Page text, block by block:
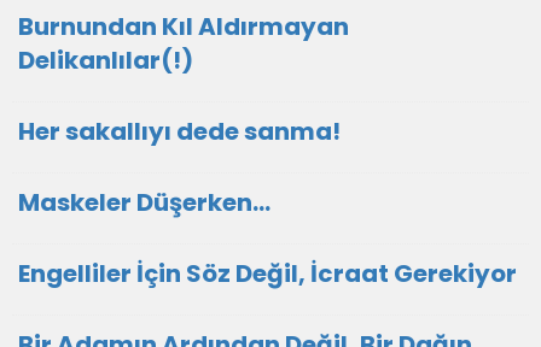
Burnundan Kıl Aldırmayan
Delikanlılar(!)
Her sakallıyı dede sanma!
Maskeler Düşerken…
Engelliler İçin Söz Değil, İcraat Gerekiyor